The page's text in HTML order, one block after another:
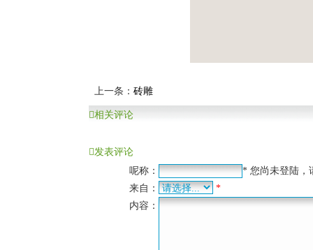
上一条： 砖雕
相关评论
发表评论
呢称：
* 您尚未登陆，
来自：
*
内容：